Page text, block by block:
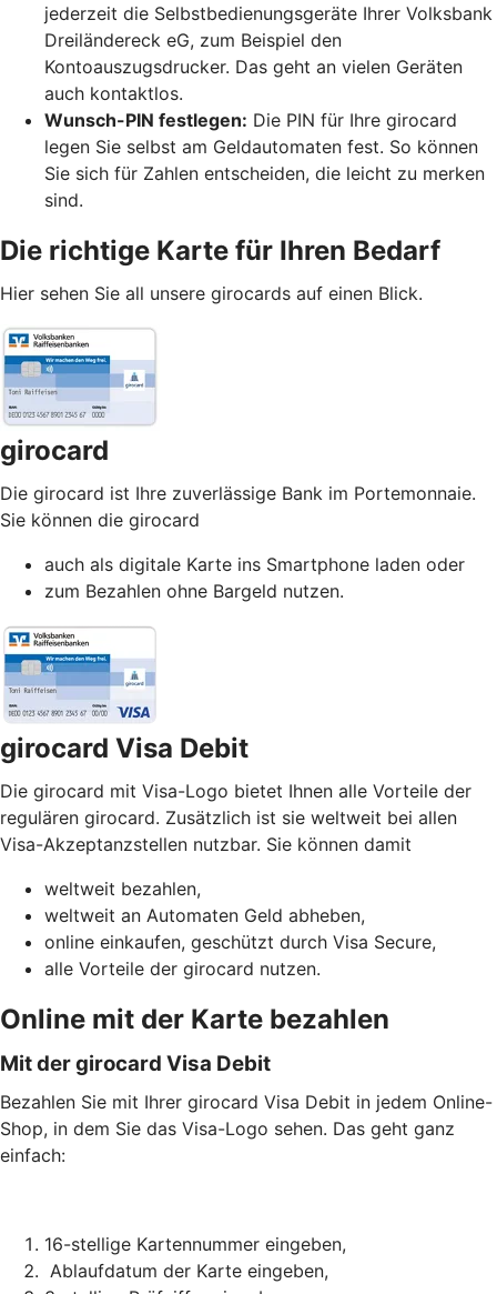
jederzeit die Selbstbedienungsgeräte Ihrer Volksbank
Dreiländereck eG, zum Beispiel den
Kontoauszugsdrucker. Das geht an vielen Geräten
auch kontaktlos.
Wunsch-PIN festlegen: Die PIN für Ihre girocard
legen Sie selbst am Geldautomaten fest. So können
Sie sich für Zahlen entscheiden, die leicht zu merken
sind.
Die richtige Karte für Ihren Bedarf
Hier sehen Sie all unsere girocards auf einen Blick.
girocard
Die girocard ist Ihre zuverlässige Bank im Portemonnaie.
Sie können die girocard
auch als digitale Karte ins Smartphone laden oder
zum Bezahlen ohne Bargeld nutzen.
girocard Visa Debit
Die girocard mit Visa-Logo bietet Ihnen alle Vorteile der
regulären girocard. Zusätzlich ist sie weltweit bei allen
Visa-Akzeptanzstellen nutzbar. Sie können damit
weltweit bezahlen,
weltweit an Automaten Geld abheben,
online einkaufen, geschützt durch Visa Secure,
alle Vorteile der girocard nutzen.
Online mit der Karte bezahlen
Mit der girocard Visa Debit
Bezahlen Sie mit Ihrer girocard Visa Debit in jedem Online-
Shop, in dem Sie das Visa-Logo sehen. Das geht ganz
einfach:
16-stellige Kartennummer eingeben,
Ablaufdatum der Karte eingeben,